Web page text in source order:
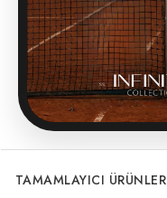
TAMAMLAYICI ÜRÜNLER